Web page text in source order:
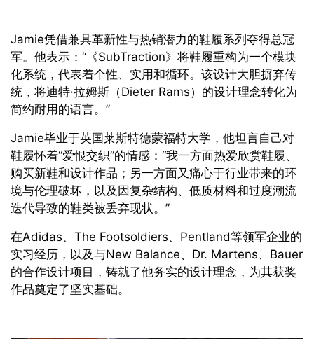
Jamie凭借兼具革新性与热销潜力的鞋履系列夺得总冠
军。他表示： “《SubTraction》 将鞋履重构为一个模块
化系统，代表着个性、实用和循环。该设计大胆摒弃传
统，将迪特·拉姆斯（Dieter Rams）的设计理念转化为
简约耐用的语言。 ”
Jamie毕业于英国莱斯特德蒙福特大学，他坦言自己对
鞋履怀着“爱恨交织”的情感： “我一方面热爱欣赏鞋履、
购买新鞋和设计作品；另一方面又痛心于行业带来的环
境与伦理破坏，以及因复杂结构、低质材料和过度潮流
迭代导致的鞋类被丢弃现状。 ”
在Adidas、The Footsoldiers、Pentland等领军企业的
实习经历，以及与New Balance、Dr. Martens、Bauer
的合作设计项目，铸就了他务实的设计理念，为其获奖
作品奠定了坚实基础。